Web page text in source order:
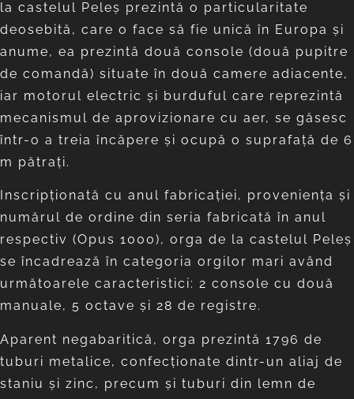
la castelul Peleş prezintă o particularitate
deosebită, care o face să fie unică în Europa şi
anume, ea prezintă două console (două pupitre
de comandă) situate în două camere adiacente,
iar motorul electric şi burduful care reprezintă
mecanismul de aprovizionare cu aer, se găsesc
într-o a treia încăpere şi ocupă o suprafaţă de 6
m pătraţi.
Inscripţionată cu anul fabricaţiei, provenienţa şi
numărul de ordine din seria fabricată în anul
respectiv (Opus 1000), orga de la castelul Peleş
se încadrează în categoria orgilor mari având
următoarele caracteristici: 2 console cu două
manuale, 5 octave şi 28 de registre.
Aparent negabaritică, orga prezintă 1796 de
tuburi metalice, confecţionate dintr-un aliaj de
staniu şi zinc, precum şi tuburi din lemn de